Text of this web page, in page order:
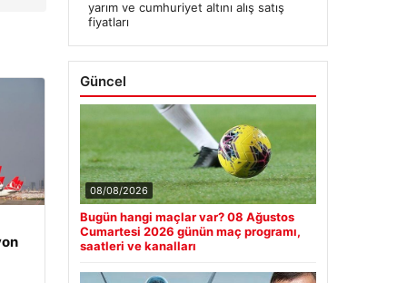
yarım ve cumhuriyet altını alış satış
fiyatları
Güncel
08/08/2026
Bugün hangi maçlar var? 08 Ağustos
Cumartesi 2026 günün maç programı,
saatleri ve kanalları